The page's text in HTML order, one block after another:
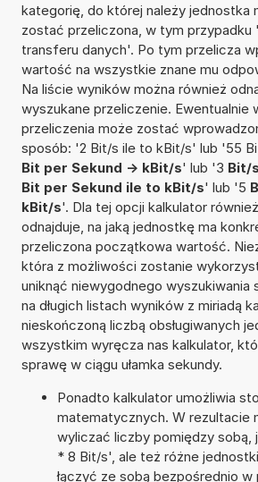
kategorię, do której należy jednostka
zostać przeliczona, w tym przypadku
transferu danych'. Po tym przelicza
wartość na wszystkie znane mu
Na liście wyników można również
wyszukane przeliczenie. Ewentualnie
przeliczenia może zostać
sposób: '2 Bit/s ile to kBit/s' lub '55
Bit per Sekund -> kBit/s' lub '3 Bit/
Bit per Sekund ile to kBit/s' lub '5
kBit/s'. Dla tej opcji kalkulator
odnajduje, na jaką jednostkę ma
przeliczona początkowa wartość.
która z możliwości zostanie
uniknąć niewygodnego wyszukiwania
na długich listach wyników z miriadą
nieskończoną liczbą obsługiwanych
wszystkim wyręcza nas kalkulator,
sprawę w ciągu ułamka sekundy.
Ponadto kalkulator umożliwia
matematycznych. W rezultacie
wyliczać liczby pomiędzy sobą,
* 8 Bit/s', ale też różne
łączyć ze sobą bezpośrednio